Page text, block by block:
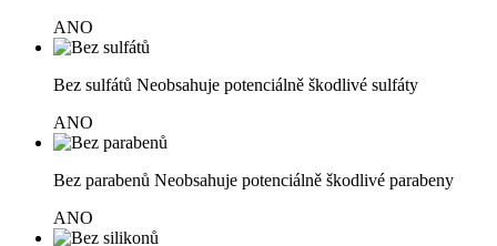
ANO
Bez sulfátů Neobsahuje potenciálně škodlivé sulfáty
ANO
Bez parabenů Neobsahuje potenciálně škodlivé parabeny
ANO